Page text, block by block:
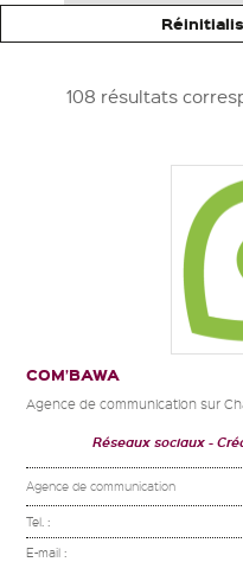
108 résultats
COM’BAWA
Agence de communication sur
Réseaux sociaux
Agence de communication
Tel. :
E-mail :